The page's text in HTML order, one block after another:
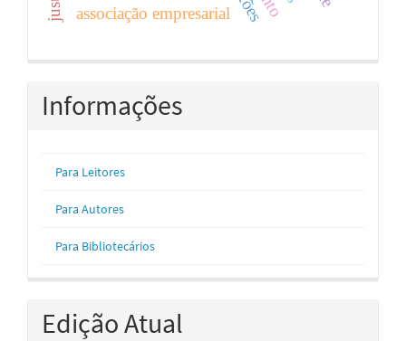
associação empresarial
Informações
Para Leitores
Para Autores
Para Bibliotecários
Edição Atual